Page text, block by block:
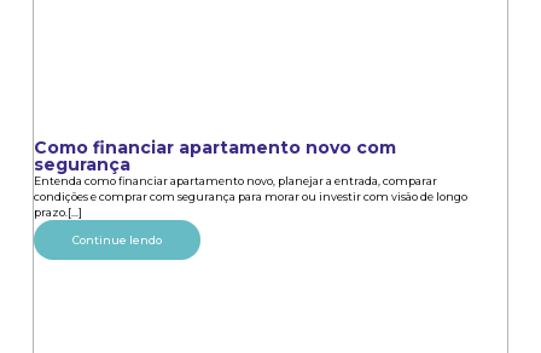
Como financiar apartamento novo com
segurança
Entenda como financiar apartamento novo, planejar a entrada, comparar
condições e comprar com segurança para morar ou investir com visão de longo
prazo.[...]
Continue lendo